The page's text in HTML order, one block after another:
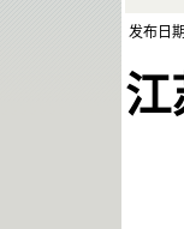
发布日
江